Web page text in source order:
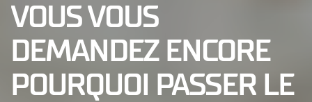
VOUS VOUS
DEMANDEZ ENCORE
POURQUOI PASSER LE